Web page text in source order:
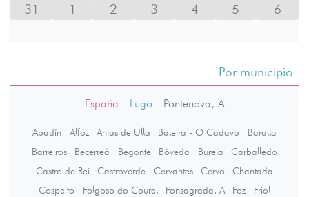
31
1 2 3 4 5 6
Por municipio
España - Lugo- Pontenova, A
Abadín Alfoz Antas de Ulla Baleira - O Cadavo
Baralla
Barreiros
Becerreá Begonte Bóveda Burela
Carballedo
Castro de Rei
Castroverde Cervantes Cervo
Chantada
Cospeito
Folgoso do Courel Fonsagrada, A Foz
Friol